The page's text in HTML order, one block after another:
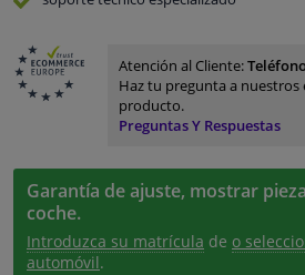
Atención al Cliente:
Haz tu pregunta a nuestros
producto.
Preguntas Y Respuestas
Garantía de ajuste, mostrar
coche.
Introduzca su matrícula de o
automóvil.